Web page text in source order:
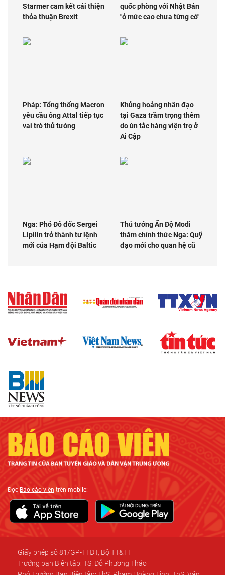
Starmer cam kết cải thiện
thỏa thuận Brexit
quốc phòng với Nhật Bản
"ở mức cao chưa từng có"
Pháp: Tổng thống Macron
yêu cầu ông Attal tiếp tục
vai trò thủ tướng
Khủng hoảng nhân đạo
tại Gaza trầm trọng thêm
do ùn tắc hàng viện trợ ở
Ai Cập
Nga: Phó Đô đốc Sergei
Lipilin trở thành tư lệnh
mới của Hạm đội Baltic
Thủ tướng Ấn Độ Modi
thăm chính thức Nga: Quỹ
đạo mới cho quan hệ cũ
ĐọcBáo cáo viên trên mobile:
Giấy phép số 81/GP-TTĐT, Bộ TT&TT
Trưởng ban Biên tập: TS. Đỗ Phương Thảo